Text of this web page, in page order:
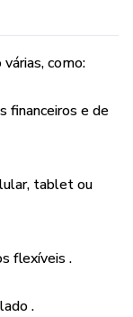
compreensão
para o
quadros
do seu
como:
financeiros e de
tablet ou
flexíveis .
.